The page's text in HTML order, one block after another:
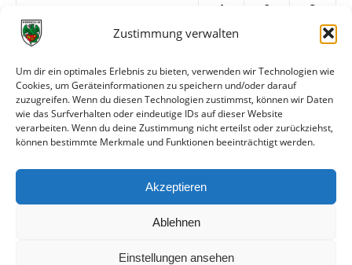
Zustimmung verwalten
Um dir ein optimales Erlebnis zu bieten, verwenden wir Technologien wie
Cookies, um Geräteinformationen zu speichern und/oder darauf
zuzugreifen. Wenn du diesen Technologien zustimmst, können wir Daten
wie das Surfverhalten oder eindeutige IDs auf dieser Website
verarbeiten. Wenn du deine Zustimmung nicht erteilst oder zurückziehst,
können bestimmte Merkmale und Funktionen beeinträchtigt werden.
Akzeptieren
Ablehnen
Einstellungen ansehen
1
2
3
4
6 7 8
18
19 20 21 22 23
25
26 27 28 29 30
« Juli
Sep. »
ARCHIV